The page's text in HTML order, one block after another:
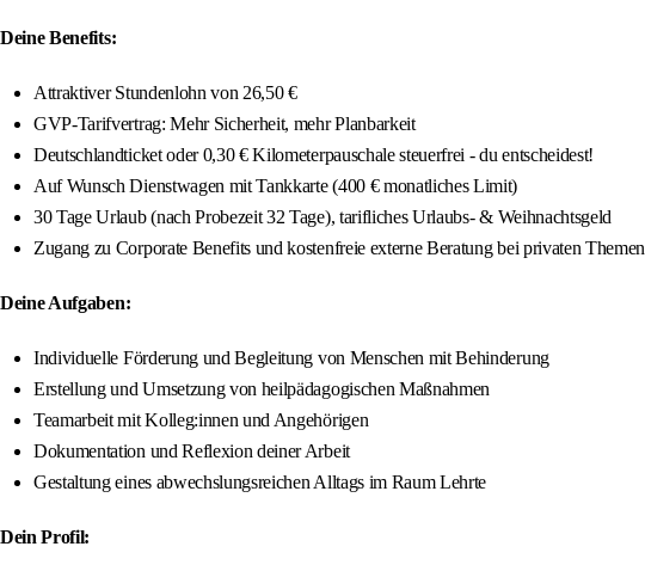
Deine Benefits:
Attraktiver Stundenlohn von 26,50 €
GVP-Tarifvertrag: Mehr Sicherheit, mehr Planbarkeit
Deutschlandticket oder 0,30 € Kilometerpauschale steuerfrei - du entscheidest!
Auf Wunsch Dienstwagen mit Tankkarte (400 € monatliches Limit)
30 Tage Urlaub (nach Probezeit 32 Tage), tarifliches Urlaubs- & Weihnachtsgeld
Zugang zu Corporate Benefits und kostenfreie externe Beratung bei privaten Themen
Deine Aufgaben:
Individuelle Förderung und Begleitung von Menschen mit Behinderung
Erstellung und Umsetzung von heilpädagogischen Maßnahmen
Teamarbeit mit Kolleg:innen und Angehörigen
Dokumentation und Reflexion deiner Arbeit
Gestaltung eines abwechslungsreichen Alltags im Raum Lehrte
Dein Profil: